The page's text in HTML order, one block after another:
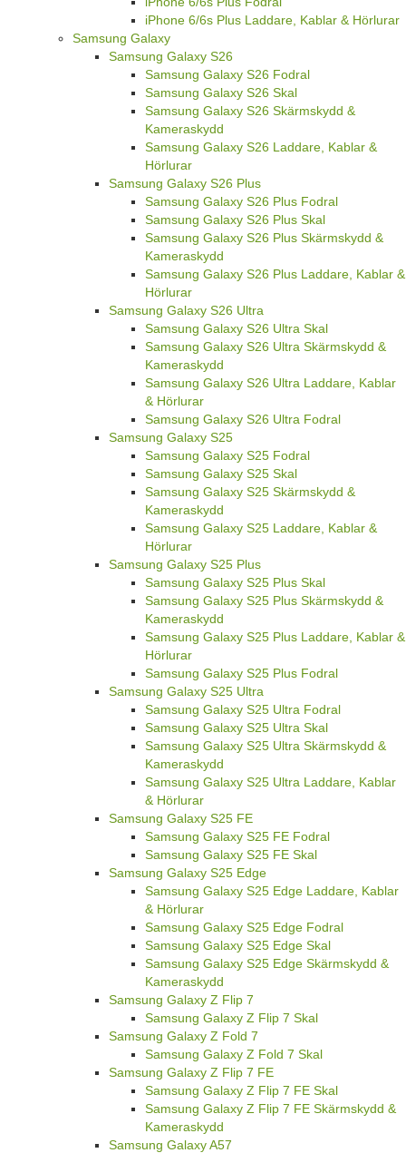
iPhone 6/6s Plus Laddare, Kablar & Hörlurar
Samsung Galaxy
Samsung Galaxy S26
Samsung Galaxy S26 Fodral
Samsung Galaxy S26 Skal
Samsung Galaxy S26 Skärmskydd &
Kameraskydd
Samsung Galaxy S26 Laddare, Kablar &
Hörlurar
Samsung Galaxy S26 Plus
Samsung Galaxy S26 Plus Fodral
Samsung Galaxy S26 Plus Skal
Samsung Galaxy S26 Plus Skärmskydd &
Kameraskydd
Samsung Galaxy S26 Plus Laddare, Kablar &
Hörlurar
Samsung Galaxy S26 Ultra
Samsung Galaxy S26 Ultra Skal
Samsung Galaxy S26 Ultra Skärmskydd &
Kameraskydd
Samsung Galaxy S26 Ultra Laddare, Kablar
& Hörlurar
Samsung Galaxy S26 Ultra Fodral
Samsung Galaxy S25
Samsung Galaxy S25 Fodral
Samsung Galaxy S25 Skal
Samsung Galaxy S25 Skärmskydd &
Kameraskydd
Samsung Galaxy S25 Laddare, Kablar &
Hörlurar
Samsung Galaxy S25 Plus
Samsung Galaxy S25 Plus Skal
Samsung Galaxy S25 Plus Skärmskydd &
Kameraskydd
Samsung Galaxy S25 Plus Laddare, Kablar &
Hörlurar
Samsung Galaxy S25 Plus Fodral
Samsung Galaxy S25 Ultra
Samsung Galaxy S25 Ultra Fodral
Samsung Galaxy S25 Ultra Skal
Samsung Galaxy S25 Ultra Skärmskydd &
Kameraskydd
Samsung Galaxy S25 Ultra Laddare, Kablar
& Hörlurar
Samsung Galaxy S25 FE
Samsung Galaxy S25 FE Fodral
Samsung Galaxy S25 FE Skal
Samsung Galaxy S25 Edge
Samsung Galaxy S25 Edge Laddare, Kablar
& Hörlurar
Samsung Galaxy S25 Edge Fodral
Samsung Galaxy S25 Edge Skal
Samsung Galaxy S25 Edge Skärmskydd &
Kameraskydd
Samsung Galaxy Z Flip 7
Samsung Galaxy Z Flip 7 Skal
Samsung Galaxy Z Fold 7
Samsung Galaxy Z Fold 7 Skal
Samsung Galaxy Z Flip 7 FE
Samsung Galaxy Z Flip 7 FE Skal
Samsung Galaxy Z Flip 7 FE Skärmskydd &
Kameraskydd
Samsung Galaxy A57